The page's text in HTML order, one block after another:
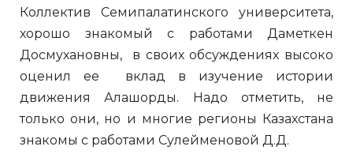
Коллектив Семипалатинского университета,
хорошо знакомый с работами Даметкен
Досмухановны, в своих обсуждениях высоко
оценил ее вклад в изучение истории
движения Алашорды. Надо отметить, не
только они, но и многие регионы Казахстана
знакомы с работами Сулейменовой Д.Д.